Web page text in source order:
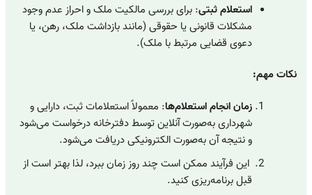
استعلام ثبتی: برای بررسی مالکیت ملک و احراز عدم وجود
مشکلات قانونی یا حقوقی (مانند بازداشت ملک، رهن، یا
دعوی قضایی مرتبط با ملک).
نکات مهم:
زمان انجام استعلام‌ها: معمولاً استعلامات ثبت، دارایی و
شهرداری به‌صورت آنلاین توسط دفترخانه درخواست می‌شود
و نتیجه آن به‌صورت الکترونیکی دریافت می‌شود.
این فرآیند ممکن است چند روز زمان ببرد، لذا بهتر است از
قبل برنامه‌ریزی کنید.